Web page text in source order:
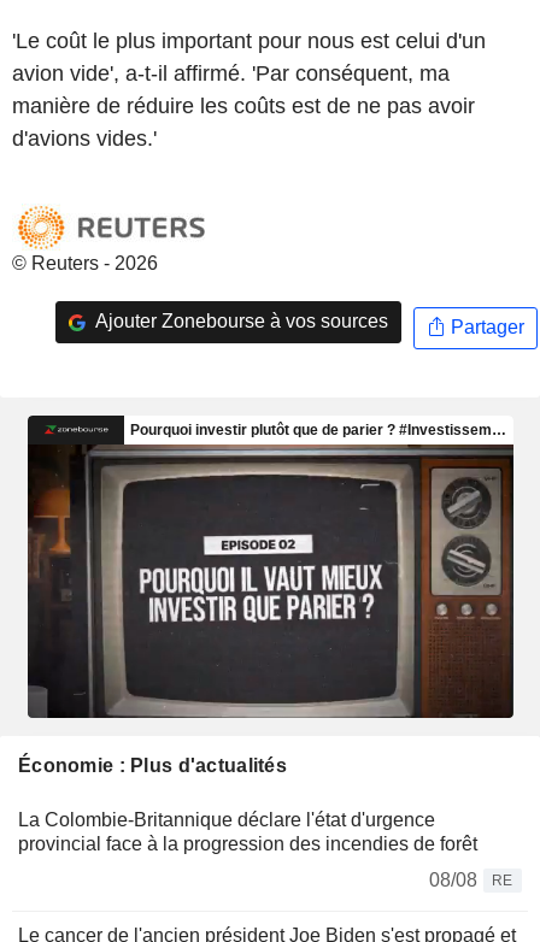
'Le coût le plus important pour nous est celui d'un
avion vide', a-t-il affirmé. 'Par conséquent, ma
manière de réduire les coûts est de ne pas avoir
d'avions vides.'
© Reuters - 2026
Ajouter Zonebourse à vos sources Partager
Économie : Plus d'actualités
La Colombie-Britannique déclare l'état d'urgence
provincial face à la progression des incendies de forêt
08/08
RE
Le cancer de l'ancien président Joe Biden s'est propagé et